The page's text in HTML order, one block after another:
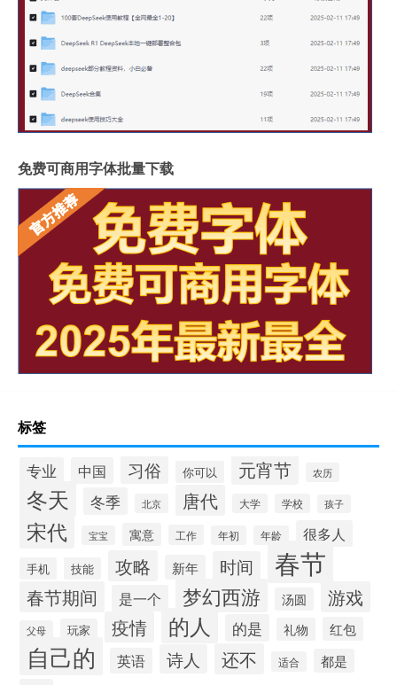
免费可商用字体批量下载
标签
专业 中国 习俗 你可以 元宵节 农历
冬天 冬季 北京 唐代 大学 学校 孩子
宋代 宝宝 寓意 工作 年初 年龄 很多人
手机 技能 攻略 新年 时间 春节
春节期间 是一个 梦幻西游 汤圆 游戏
父母 玩家 疫情 的人 的是 礼物 红包
自己的 英语 诗人 还不 适合 都是